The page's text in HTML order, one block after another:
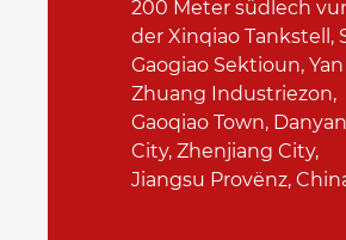
200 Meter südlech
der Xinqiao Tankstell,
Gaogiao Sektioun, Yan
Zhuang Industriezon,
Gaoqiao Town,
City, Zhenjiang City,
Jiangsu Provënz,